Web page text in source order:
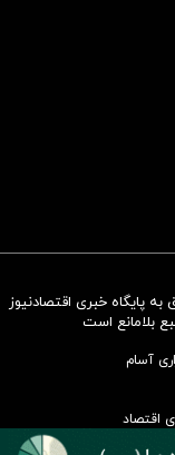
همسنگ با شاخص
پایگاه خبری اقتصادنیوز
بلامانع است
آسام
اقتصاد